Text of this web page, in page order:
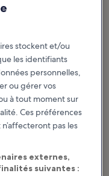
Love to Eat
restaurants showcase some
Mexico's Yucatan has to
Whether you're looking to
Great
in
Vallarta
in Puerto Vallarta
stockent et/ou
les identifiants
personnelles,
ou gérer vos
à tout moment sur
Ces préférences
pas les
externes,
suivantes :